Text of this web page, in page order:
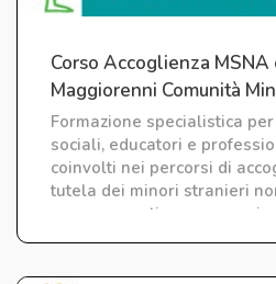
Corso Accoglienza MSNA
Maggiorenni Comunità
CAS
Formazione specialistica
sociali, educatori e
coinvolti nei percorsi di
tutela dei minori stranieri
accompagnati e neo